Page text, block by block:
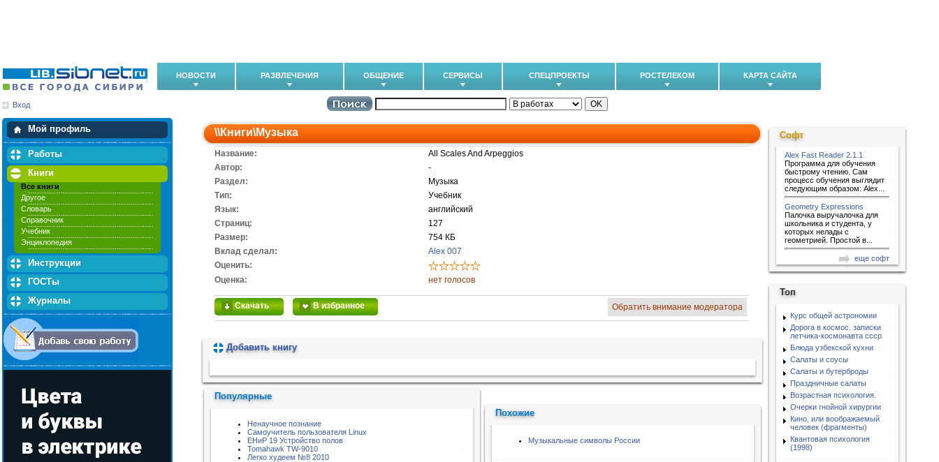
НОВОСТИ РАЗВЛЕЧЕНИЯ ОБЩЕНИЕ СЕРВИСЫ СПЕЦПРОЕКТЫ РОСТЕЛЕКОМ КАРТА САЙТА
Вход
Мой профиль
Мои закладки
Работы
Книги
Все книги
Другое
Словарь
Справочник
Учебник
Энциклопедия
Инструкции
ГОСТы
Журналы
\\Книги\Музыка
Название:
All Scales And Arpeggios
Автор:
-
Раздел:
Музыка
Тип:
Учебник
Язык:
английский
Cтраниц:
127
Размер:
754 КБ
Вклад сделал:
Alex 007
Оценить:
Оценка:
нет голосов
Скачать В избранное Обратить внимание модератора
Добавить книгу
Популярные
Ненаучное познание
Самоучитель пользователя Linux
ЕНиР 19 Устройство полов
Tomahawk TW-9010
Легко худеем №8 2010
Похожие
Музыкальные символы России
Софт
Alex Fast Reader 2.1.1
Программа для обучения
быстрому чтению. Сам
процесс обучения выглядит
следующим образом: Alex...
Geometry Expressions
Палочка выручалочка для
школьника и студента, у
которых нелады с
геометрией. Простой в...
еще софт
Топ
Курс общей астрономии
Дорога в космос. записки
летчика-космонавта ссср
Блюда узбекской кухни
Салаты и соусы
Салаты и бутерброды
Праздничные салаты
Возрастная психология.
Очерки гнойной хирургии
Кино, или воображаемый
человек (фрагменты)
Квантовая психология
(1998)